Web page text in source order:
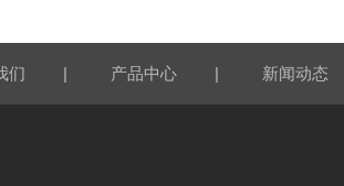
们 | 产品中心 | 新闻动态